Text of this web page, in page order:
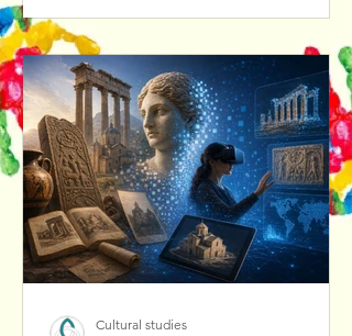
відкриття Центру польсько-
української співпраці. У співпраці з
польським колегою було
підготовлено та представлено
наукову доповідь, присвячену
актуальним питанням польсько-
української взаємодії в
європейському контексті.
Cultural studies